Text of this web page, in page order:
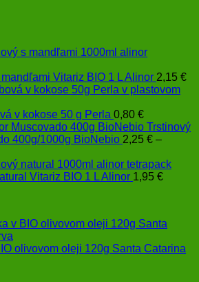
Vitariz BIO 1 L Alinor 2,15 €
v kokose 50 g Perla 0,80 €
Trstinový
400g/1000g BioNebio 2,25 € –
Vitariz BIO 1 L Alinor 1,95 €
olivovom oleji 120g Santa Catarina